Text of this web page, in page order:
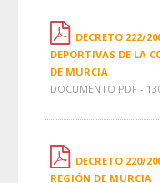
DECRETO 222/
DEPORTIVAS DE LA
DE MURCIA
DOCUMENTO PDF -
DECRETO 220/
REGIÓN DE MURCIA